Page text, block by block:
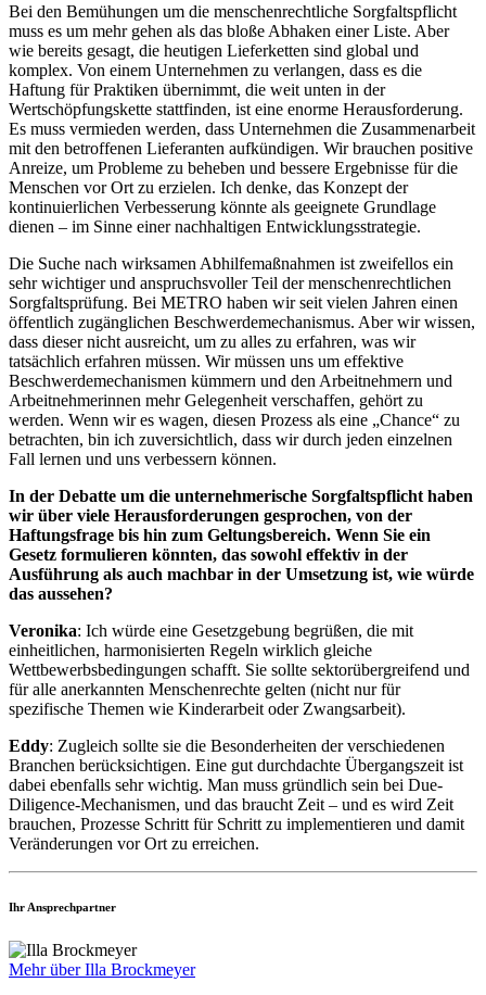
Bei den Bemühungen um die menschenrechtliche Sorgfaltspflicht
muss es um mehr gehen als das bloße Abhaken einer Liste. Aber
wie bereits gesagt, die heutigen Lieferketten sind global und
komplex. Von einem Unternehmen zu verlangen, dass es die
Haftung für Praktiken übernimmt, die weit unten in der
Wertschöpfungskette stattfinden, ist eine enorme Herausforderung.
Es muss vermieden werden, dass Unternehmen die Zusammenarbeit
mit den betroffenen Lieferanten aufkündigen. Wir brauchen positive
Anreize, um Probleme zu beheben und bessere Ergebnisse für die
Menschen vor Ort zu erzielen. Ich denke, das Konzept der
kontinuierlichen Verbesserung könnte als geeignete Grundlage
dienen – im Sinne einer nachhaltigen Entwicklungsstrategie.
Die Suche nach wirksamen Abhilfemaßnahmen ist zweifellos ein
sehr wichtiger und anspruchsvoller Teil der menschenrechtlichen
Sorgfaltsprüfung. Bei METRO haben wir seit vielen Jahren einen
öffentlich zugänglichen Beschwerdemechanismus. Aber wir wissen,
dass dieser nicht ausreicht, um zu alles zu erfahren, was wir
tatsächlich erfahren müssen. Wir müssen uns um effektive
Beschwerdemechanismen kümmern und den Arbeitnehmern und
Arbeitnehmerinnen mehr Gelegenheit verschaffen, gehört zu
werden. Wenn wir es wagen, diesen Prozess als eine „Chance“ zu
betrachten, bin ich zuversichtlich, dass wir durch jeden einzelnen
Fall lernen und uns verbessern können.
In der Debatte um die unternehmerische Sorgfaltspflicht haben
wir über viele Herausforderungen gesprochen, von der
Haftungsfrage bis hin zum Geltungsbereich. Wenn Sie ein
Gesetz formulieren könnten, das sowohl effektiv in der
Ausführung als auch machbar in der Umsetzung ist, wie würde
das aussehen?
Veronika: Ich würde eine Gesetzgebung begrüßen, die mit
einheitlichen, harmonisierten Regeln wirklich gleiche
Wettbewerbsbedingungen schafft. Sie sollte sektorübergreifend und
für alle anerkannten Menschenrechte gelten (nicht nur für
spezifische Themen wie Kinderarbeit oder Zwangsarbeit).
Eddy: Zugleich sollte sie die Besonderheiten der verschiedenen
Branchen berücksichtigen. Eine gut durchdachte Übergangszeit ist
dabei ebenfalls sehr wichtig. Man muss gründlich sein bei Due-
Diligence-Mechanismen, und das braucht Zeit – und es wird Zeit
brauchen, Prozesse Schritt für Schritt zu implementieren und damit
Veränderungen vor Ort zu erreichen.
Ihr Ansprechpartner
Mehr über Illa Brockmeyer